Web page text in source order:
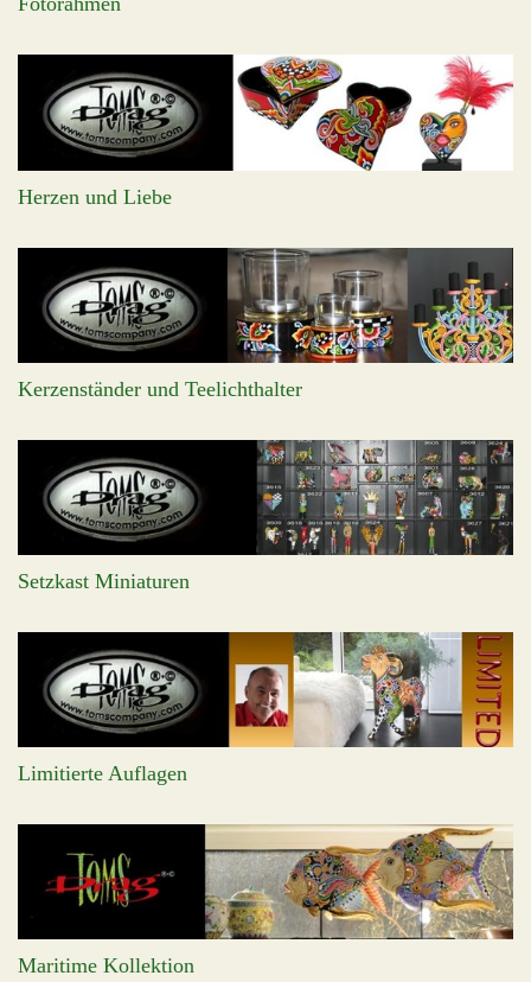
Herzen und Liebe
Kerzenständer und Teelichthalter
Setzkast Miniaturen
Limitierte Auflagen
Maritime Kollektion